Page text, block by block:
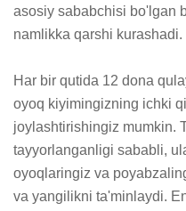
asosiy sababchisi bo'lgan
namlikka qarshi kurashadi.
Har bir qutida 12 dona
oyoq kiyimingizning ichki
joylashtirishingiz mumkin.
tayyorlanganligi sababli,
oyoqlaringiz va
va yangilikni ta'minlaydi.